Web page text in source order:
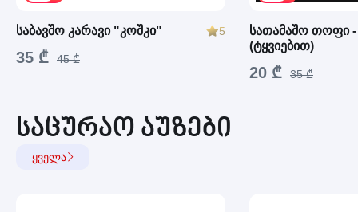
საბავშო კარავი "კოშკი" 5
35 ₾ 45 ₾
სათამაშო თოფი -
(ტყვიებით)
20 ₾ 35 ₾
საცურაო აუზები
ყველა